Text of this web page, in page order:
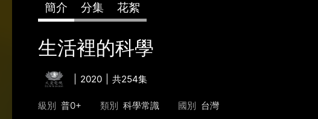
簡介 分集 花絮
生活裡的科學
2020 共254集
級別 普0+ 類別 科學常識 國別 台灣